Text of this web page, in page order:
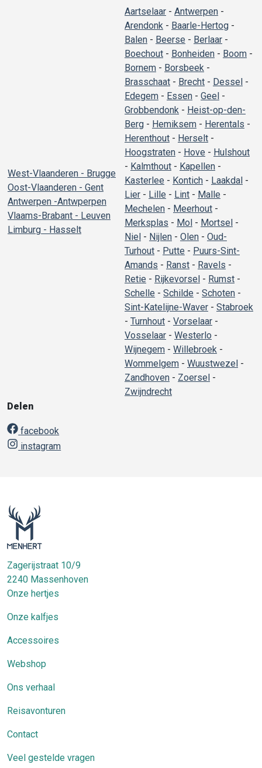
West-Vlaanderen - Brugge
Oost-Vlaanderen - Gent
Antwerpen -Antwperpen
Vlaams-Brabant - Leuven
Limburg - Hasselt
Aartselaar - Antwerpen -
Arendonk - Baarle-Hertog -
Balen - Beerse - Berlaar -
Boechout - Bonheiden - Boom -
Bornem - Borsbeek -
Brasschaat - Brecht - Dessel -
Edegem - Essen - Geel -
Grobbendonk - Heist-op-den-
Berg - Hemiksem - Herentals -
Herenthout - Herselt -
Hoogstraten - Hove - Hulshout
- Kalmthout - Kapellen -
Kasterlee - Kontich - Laakdal -
Lier - Lille - Lint - Malle -
Mechelen - Meerhout -
Merksplas - Mol - Mortsel -
Niel - Nijlen - Olen - Oud-
Turhout - Putte - Puurs-Sint-
Amands - Ranst - Ravels -
Retie - Rijkevorsel - Rumst -
Schelle - Schilde - Schoten -
Sint-Katelijne-Waver - Stabroek
- Turnhout - Vorselaar -
Vosselaar - Westerlo -
Wijnegem - Willebroek -
Wommelgem - Wuustwezel -
Zandhoven - Zoersel -
Zwijndrecht
Delen
facebook
instagram
Zagerijstraat 10/9
2240 Massenhoven
Onze hertjes
Onze kalfjes
Accessoires
Webshop
Ons verhaal
Reisavonturen
Contact
Veel gestelde vragen